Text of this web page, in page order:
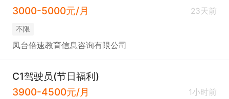
3000-5000元/月
23天前
不限
凤台倍速教育信息咨询有限公司
C1驾驶员(节日福利)
3900-4500元/月
1小时前